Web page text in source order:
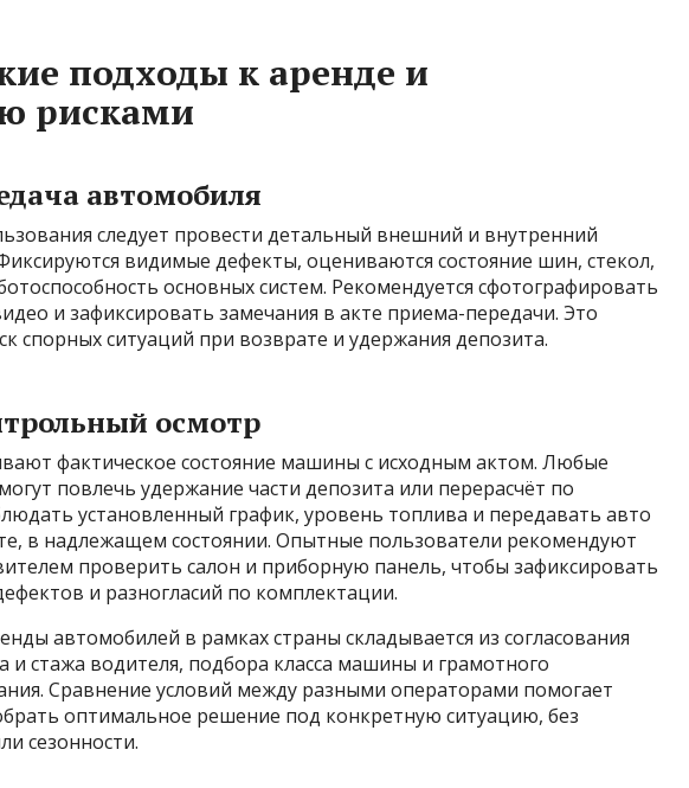
подходы к аренде и
рисками
автомобиля
следует провести детальный внешний и внутренний
видимые дефекты, оцениваются состояние шин, стекол,
основных систем. Рекомендуется сфотографировать
и зафиксировать замечания в акте приема-передачи. Это
спорных ситуаций при возврате и удержания депозита.
осмотр
фактическое состояние машины с исходным актом. Любые
повлечь удержание части депозита или перерасчёт по
установленный график, уровень топлива и передавать авто
в надлежащем состоянии. Опытные пользователи рекомендуют
проверить салон и приборную панель, чтобы зафиксировать
и разногласий по комплектации.
автомобилей в рамках страны складывается из согласования
и стажа водителя, подбора класса машины и грамотного
Сравнение условий между разными операторами помогает
оптимальное решение под конкретную ситуацию, без
сезонности.